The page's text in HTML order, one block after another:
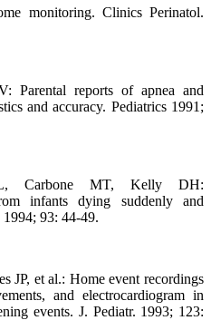
monitoring. Clinics Perinatol.
Parental reports of apnea and
and accuracy. Pediatrics 1991;
Carbone MT, Kelly DH:
infants dying suddenly and
1994; 93: 44-49.
JP, et al.: Home event recordings
and electrocardiogram in
events. J. Pediatr. 1993; 123: